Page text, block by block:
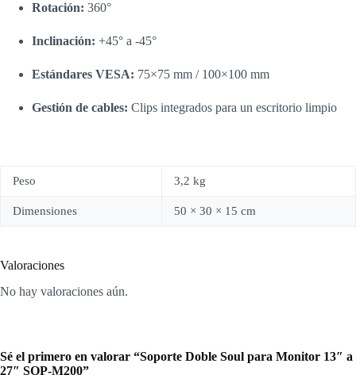
Rotación: 360°
Inclinación: +45° a -45°
Estándares VESA: 75×75 mm / 100×100 mm
Gestión de cables: Clips integrados para un escritorio limpio
Peso 3,2 kg
Dimensiones 50 × 30 × 15 cm
Valoraciones
No hay valoraciones aún.
Sé el primero en valorar “Soporte Doble Soul para Monitor 13″ a
27″ SOP-M200”